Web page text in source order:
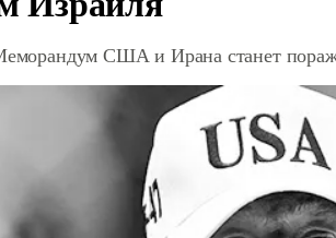
США и Ирана станет